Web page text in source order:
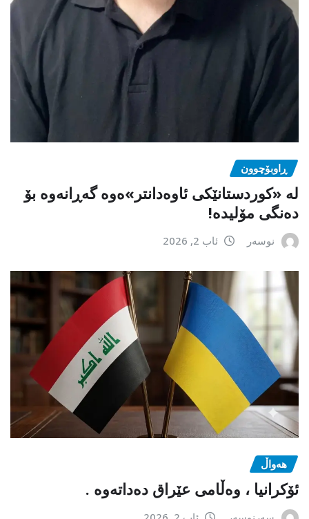
ڕاوبۆچوون
لە «کوردستانێکی ئاوەدانتر»ەوە گەڕانەوە بۆ
دەنگی مۆلیدە!
نوسەر ئاب 2, 2026
هەواڵ
ئۆکرانیا ، وەڵامی عێراق دەداتەوە .